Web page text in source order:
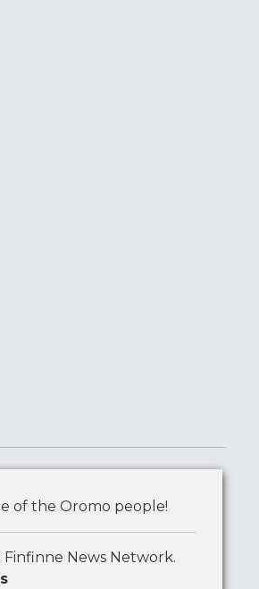
of the Oromo people!
News Network.